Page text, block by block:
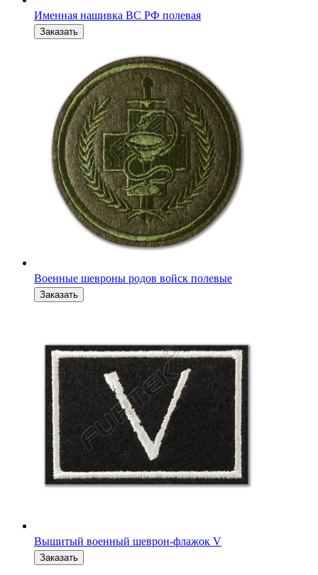
Военные шевроны родов войск полевые
Вышитый военный шеврон-флажок V
Вышитый военный шеврон-флажок Z за победу